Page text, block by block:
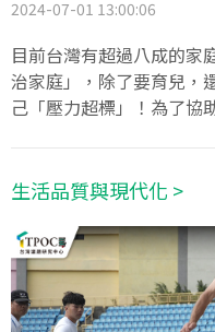
2024-07-01 13:00:06
目前台灣有超過八成的家
治家庭」，除了要育兒，
己「壓力超標」！為了協
學名額，希望打造輕鬆育
題研究中心透過
（2023年12月28日至
長照相關議題在網路上的
眾眼中育兒、養老的「豬
生活品質與現代化 >